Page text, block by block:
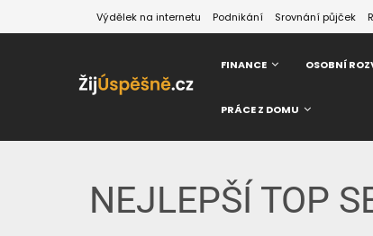
Výdělek na internetu Podnikání Srovnání půjček
FINANCE OSOBNÍ
PRÁCE Z DOMU
NEJLEPŠÍ TOP